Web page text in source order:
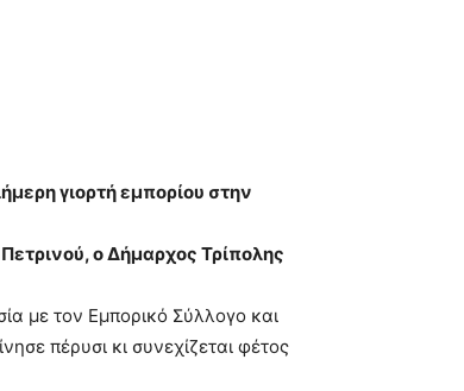
γιορτή εμπορίου στην
ο Δήμαρχος Τρίπολης
με τον Εμπορικό Σύλλογο και
πέρυσι κι συνεχίζεται φέτος